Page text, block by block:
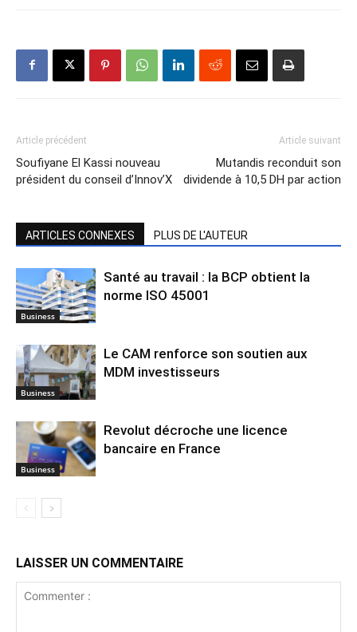
Article précédent
Soufiyane El Kassi nouveau
président du conseil d’Innov’X
Article suivant
Mutandis reconduit son
dividende à 10,5 DH par action
ARTICLES CONNEXES PLUS DE L'AUTEUR
Business
Santé au travail : la BCP obtient la
norme ISO 45001
Business
Le CAM renforce son soutien aux
MDM investisseurs
Business
Revolut décroche une licence
bancaire en France
LAISSER UN COMMENTAIRE